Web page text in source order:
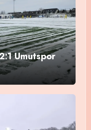
Umutspor